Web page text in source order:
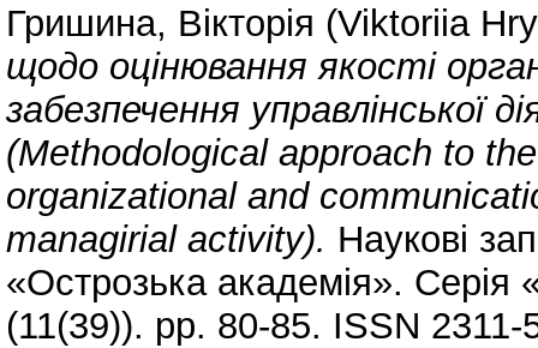
Гришина, Вікторія (Viktoriia
щодо оцінювання якості
забезпечення управлінської
(Methodological approach to
organizational and
managirial activity). Наукові
«Острозька академія». Серія
(11(39)). pp. 80-85. ISSN 2311-